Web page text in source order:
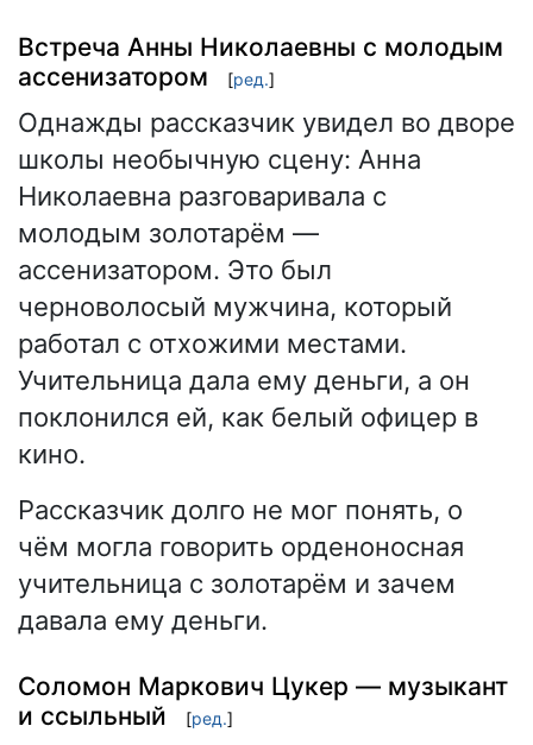
Встреча Анны Николаевны с молодым
ассенизатором
[ред.]
Однажды рассказчик увидел во дворе
школы необычную сцену: Анна
Николаевна разговаривала с
молодым золотарём —
ассенизатором. Это был
черноволосый мужчина, который
работал с отхожими местами.
Учительница дала ему деньги, а он
поклонился ей, как белый офицер в
кино.
Рассказчик долго не мог понять, о
чём могла говорить орденоносная
учительница с золотарём и зачем
давала ему деньги.
Соломон Маркович Цукер — музыкант
и ссыльный
[ред.]